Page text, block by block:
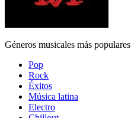
Géneros musicales más populares
Pop
Rock
Éxitos
Música latina
Electro